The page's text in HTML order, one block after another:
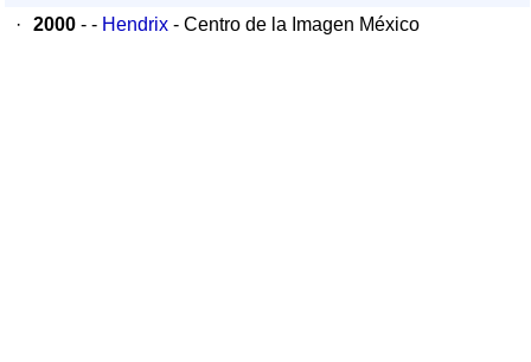
·
2000 - - Hendrix - Centro de la Imagen México